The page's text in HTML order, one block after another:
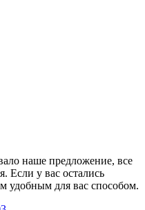
наше предложение, все
Если у вас остались
удобным для вас способом.